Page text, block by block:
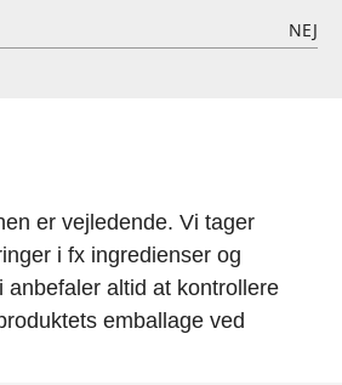
NEJ
er vejledende. Vi tager
i fx ingredienser og
altid at kontrollere
emballage ved